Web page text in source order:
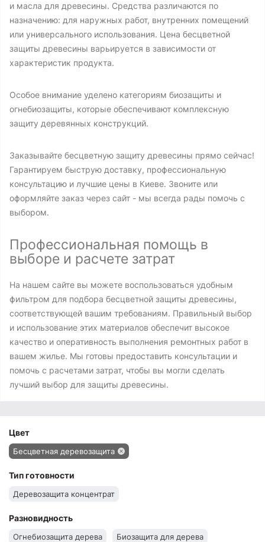
и масла для древесины. Средства различаются по
назначению: для наружных работ, внутренних помещений
или универсального использования. Цена бесцветной
защиты древесины варьируется в зависимости от
характеристик продукта.
Особое внимание уделено категориям биозащиты и
огнебиозащиты, которые обеспечивают комплексную
защиту деревянных конструкций.
Заказывайте бесцветную защиту древесины прямо сейчас!
Гарантируем быструю доставку, профессиональную
консультацию и лучшие цены в Киеве. Звоните или
оформляйте заказ через сайт - мы всегда рады помочь с
выбором.
Профессиональная помощь в
выборе и расчете затрат
На нашем сайте вы можете воспользоваться удобным
фильтром для подбора бесцветной защиты древесины,
соответствующей вашим требованиям. Правильный выбор
и использование этих материалов обеспечит высокое
качество и оперативность выполнения ремонтных работ в
вашем жилье. Мы готовы предоставить консультации и
помочь с расчетами затрат, чтобы вы могли сделать
лучший выбор для защиты древесины.
Цвет
Бесцветная деревозащита
Тип готовности
Деревозащита концентрат
Разновидность
Огнебиозащита дерева Биозащита для дерева